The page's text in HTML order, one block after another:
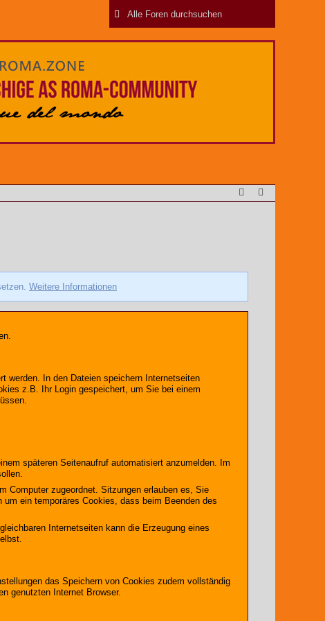
Weitere Informationen
werden. In den Dateien speichern Internetseiten
z.B. Ihr Login gespeichert, um Sie bei einem
späteren Seitenaufruf automatisiert anzumelden. Im
Computer zugeordnet. Sitzungen erlauben es, Sie
ein temporäres Cookies, dass beim Beenden des
Internetseiten kann die Erzeugung eines
das Speichern von Cookies zudem vollständig
genutzten Internet Browser.